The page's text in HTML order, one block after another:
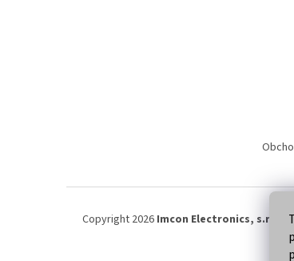
Copyright 2026 Imcon Electronics, s.r.o. .